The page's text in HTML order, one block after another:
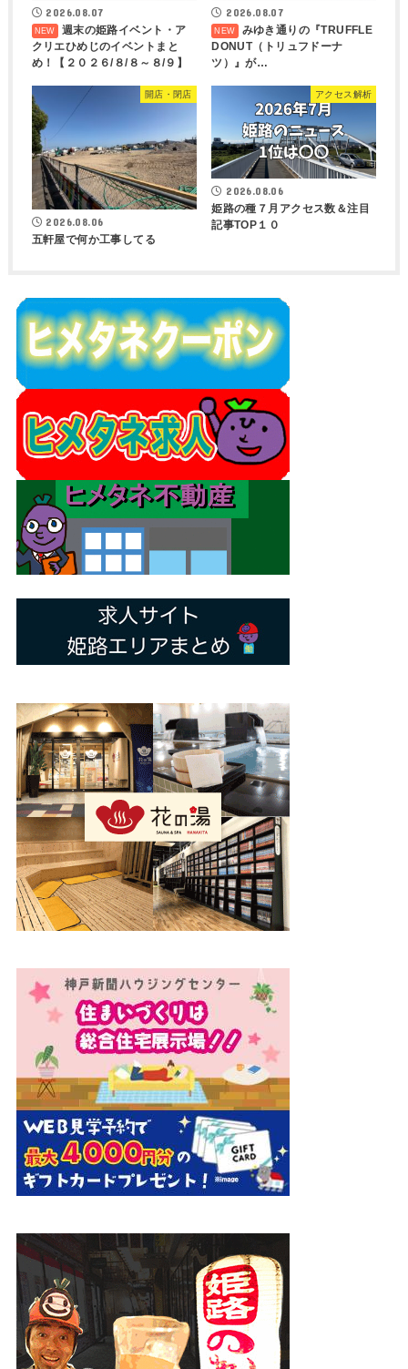
2026.08.07
週末の姫路イベント・ア
クリエひめじのイベントまと
め！【２０２６/８/８～８/９】
2026.08.07
みゆき通りの『TRUFFLE
DONUT（トリュフドーナ
ツ）』が…
開店・閉店
2026.08.06
五軒屋で何か工事してる
アクセス解析
2026.08.06
姫路の種７月アクセス数＆注目
記事TOP１０